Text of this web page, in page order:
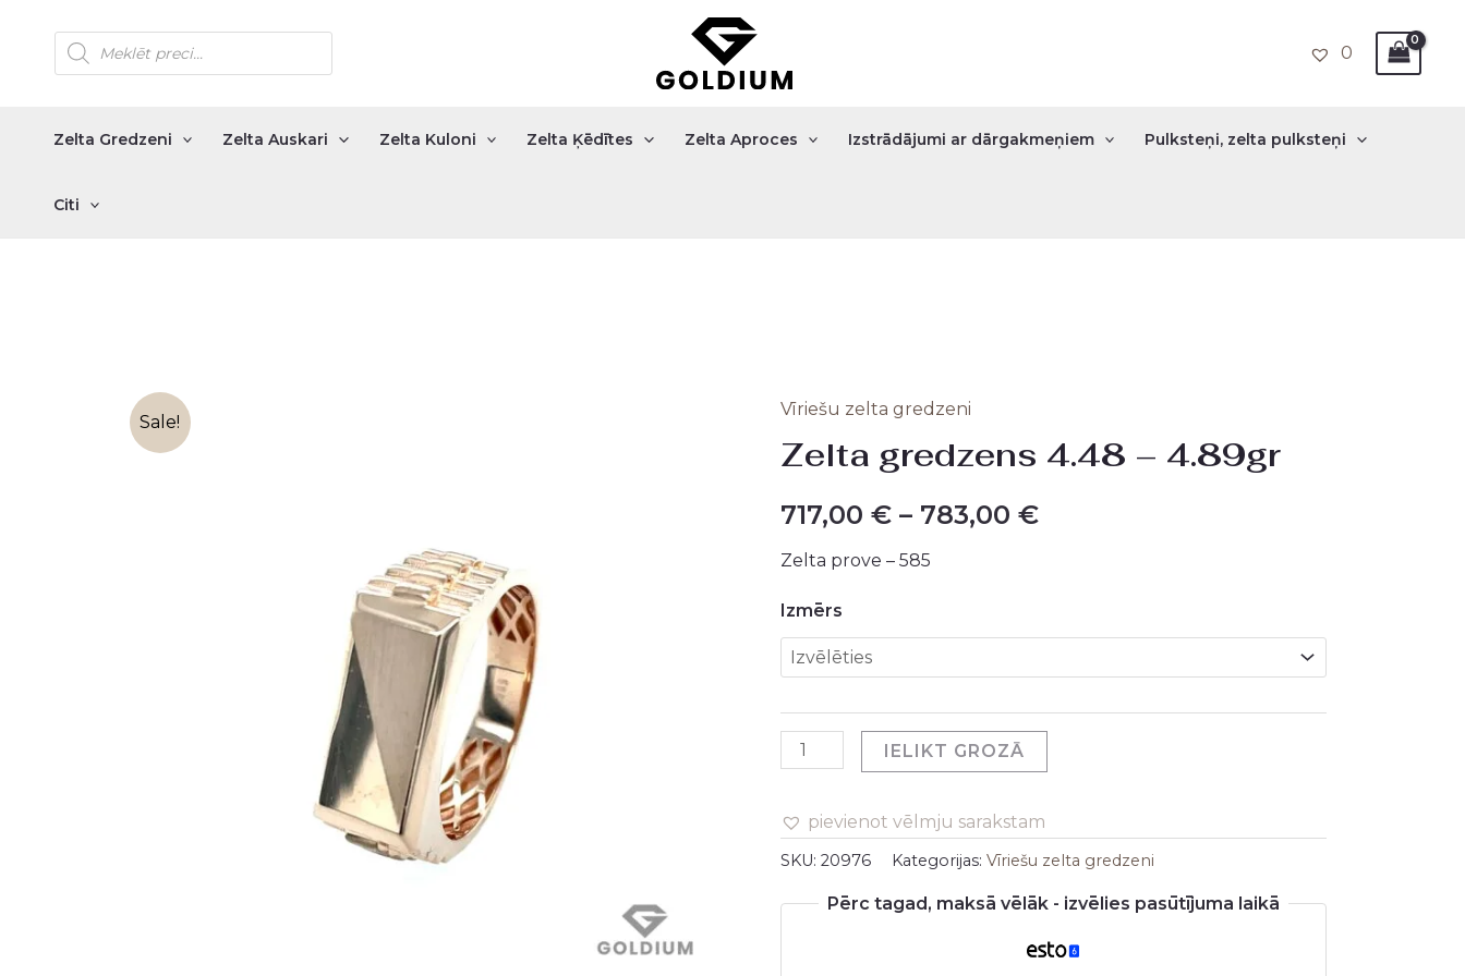
content
Products
search
0
Zelta Gredzeni Zelta Auskari Zelta Kuloni Zelta Ķēdītes Zelta Aproces Izstrādājumi ar dārgakmeņiem Pulksteņi, zelta pulksteņi
Citi
Sale!
Vīriešu zelta gredzeni
Zelta gredzens 4.48 – 4.89gr
717,00 €– 783,00 €
Zelta prove – 585
Izmērs
Zelta
gredzens
-
daudzums
IELIKT GROZĀ
pievienot vēlmju sarakstam
SKU: 20976 Kategorijas: Vīriešu zelta gredzeni
Pērc tagad, maksā vēlāk - izvēlies pasūtījuma laikā